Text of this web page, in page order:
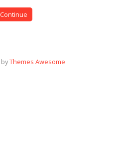
Continue
byThemes Awesome